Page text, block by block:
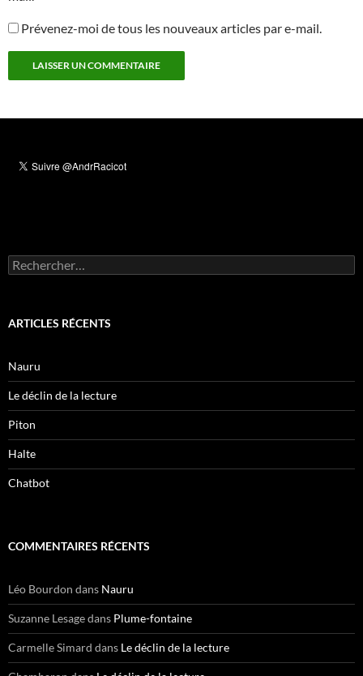
Prévenez-moi de tous les nouveaux articles par e-mail.
Rechercher :
ARTICLES RÉCENTS
Nauru
Le déclin de la lecture
Piton
Halte
Chatbot
COMMENTAIRES RÉCENTS
Léo Bourdon dans Nauru
Suzanne Lesagedans Plume-fontaine
Carmelle Simard dans Le déclin de la lecture